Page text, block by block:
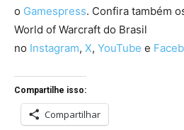
o Gamespress. Confira também
World of Warcraft do Brasil
no Instagram, X, YouTube e
Compartilhe isso:
Compartilhar